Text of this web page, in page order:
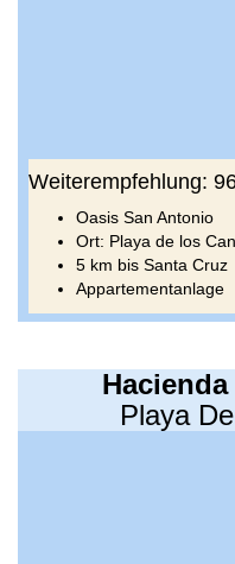
Weiterempfehlung:
Oasis San Antonio
Ort: Playa de los
5 km bis Santa Cruz
Appartementanlage
Playa